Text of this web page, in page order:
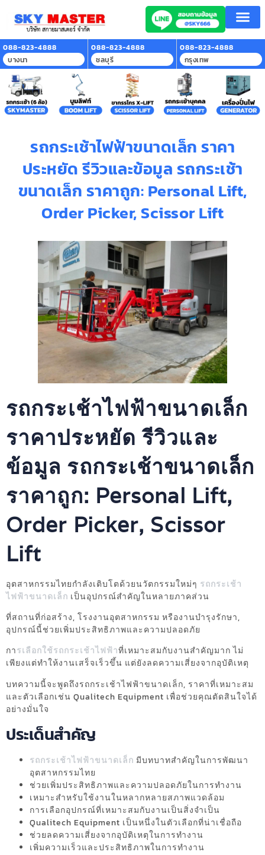
088-823-4888
บางนา
088-823-4888
ชลบุรี
088-823-4888
กรุงเทพ
รถกระเช้าไฟฟ้าขนาดเล็ก ราคา
ประหยัด รีวิวและข้อมูล รถกระเช้า
ขนาดเล็ก ราคาถูก: Personal Lift,
Order Picker, Scissor Lift
รถกระเช้าไฟฟ้าขนาดเล็ก
ราคาประหยัด รีวิวและ
ข้อมูล รถกระเช้าขนาดเล็ก
ราคาถูก: Personal Lift,
Order Picker, Scissor
Lift
อุตสาหกรรมไทยกำลังเติบโตด้วยนวัตกรรมใหม่ๆ รถกระเช้า
ไฟฟ้าขนาดเล็ก เป็นอุปกรณ์สำคัญในหลายภาคส่วน
ที่สถานที่ก่อสร้าง, โรงงานอุตสาหกรรม หรืองานบำรุงรักษา,
อุปกรณ์นี้ช่วยเพิ่มประสิทธิภาพและความปลอดภัย
การเลือกใช้รถกระเช้าไฟฟ้าที่เหมาะสมกับงานสำคัญมาก ไม่
เพียงแต่ทำให้งานเสร็จเร็วขึ้น แต่ยังลดความเสี่ยงจากอุบัติเหตุ
บทความนี้จะพูดถึงรถกระเช้าไฟฟ้าขนาดเล็ก, ราคาที่เหมาะสม
และตัวเลือกเช่น Qualitech Equipment เพื่อช่วยคุณตัดสินใจได้
อย่างมั่นใจ
ประเด็นสำคัญ
รถกระเช้าไฟฟ้าขนาดเล็ก มีบทบาทสำคัญในการพัฒนา
อุตสาหกรรมไทย
ช่วยเพิ่มประสิทธิภาพและความปลอดภัยในการทำงาน
เหมาะสำหรับใช้งานในหลากหลายสภาพแวดล้อม
การเลือกอุปกรณ์ที่เหมาะสมกับงานเป็นสิ่งจำเป็น
Qualitech Equipment เป็นหนึ่งในตัวเลือกที่น่าเชื่อถือ
ช่วยลดความเสี่ยงจากอุบัติเหตุในการทำงาน
เพิ่มความเร็วและประสิทธิภาพในการทำงาน